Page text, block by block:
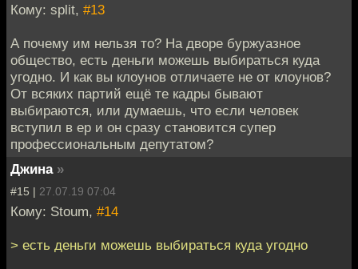
Кому: split, #13
А почему им нельзя то? На дворе буржуазное
общество, есть деньги можешь выбираться куда
угодно. И как вы клоунов отличаете не от клоунов?
От всяких партий ещё те кадры бывают
выбираются, или думаешь, что если человек
вступил в ер и он сразу становится супер
профессиональным депутатом?
Джина »
#15 | 27.07.19 07:04
Кому: Stoum, #14
> есть деньги можешь выбираться куда угодно